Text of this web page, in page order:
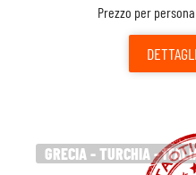
Prezzo per
DETTAGLI
GRECIA - TURCHIA -